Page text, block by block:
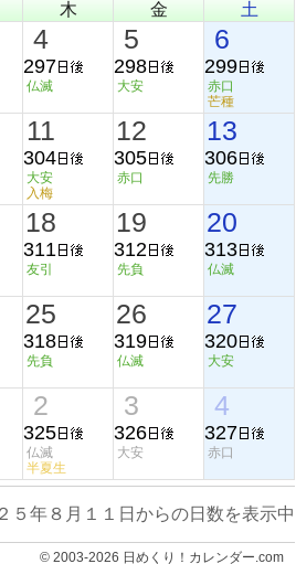
木 金 土
4
297
仏滅
5
298
大安
6
299
赤口
芒種
11
304
大安
入梅
12
305
赤口
13
306
先勝
18
311
友引
19
312
先負
20
313
仏滅
25
318
先負
26
319
仏滅
27
320
大安
2
325
仏滅
半夏生
3
326
大安
4
327
赤口
５年８月１１日からの日数を表示中
© 2003-2026 日めくり！カレンダー.com